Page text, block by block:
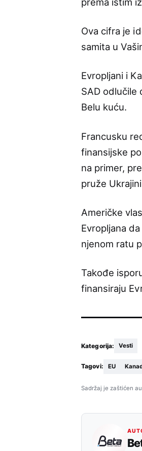
Ova cifra je
samita u
Evropljani i
SAD odlučile
Belu kuću.
Francusku
finansijske
na primer,
pruže
Američke
Evropljana
njenom ratu
Takođe
finansiraju
Kategorija: Vesti
Tagovi: EU
Sadržaj je zaštićen